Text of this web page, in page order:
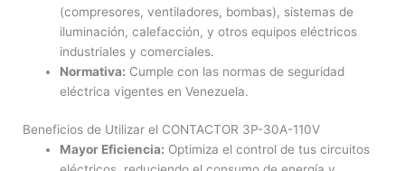
(compresores, ventiladores, bombas), sistemas de
iluminación, calefacción, y otros equipos eléctricos
industriales y comerciales.
Normativa: Cumple con las normas de seguridad
eléctrica vigentes en Venezuela.
Beneficios de Utilizar el CONTACTOR 3P-30A-110V
Mayor Eficiencia: Optimiza el control de tus circuitos